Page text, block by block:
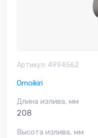
Артикул: 4994562
Omoikiri
Длина излива, мм
208
Высота излива, мм